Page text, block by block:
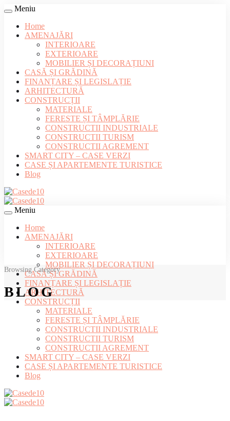
Meniu
Home
AMENAJĂRI
INTERIOARE
EXTERIOARE
MOBILIER ȘI DECORAȚIUNI
CASĂ ȘI GRĂDINĂ
FINANȚARE ȘI LEGISLAȚIE
ARHITECTURĂ
CONSTRUCȚII
MATERIALE
FERESTE ȘI TÂMPLĂRIE
CONSTRUCTII INDUSTRIALE
CONSTRUCTII TURISM
CONSTRUCTII AGREMENT
SMART CITY – CASE VERZI
CASE ȘI APARTEMENTE TURISTICE
Blog
Meniu
Home
AMENAJĂRI
INTERIOARE
EXTERIOARE
MOBILIER ȘI DECORAȚIUNI
CASĂ ȘI GRĂDINĂ
FINANȚARE ȘI LEGISLAȚIE
ARHITECTURĂ
CONSTRUCȚII
MATERIALE
FERESTE ȘI TÂMPLĂRIE
CONSTRUCTII INDUSTRIALE
CONSTRUCTII TURISM
CONSTRUCTII AGREMENT
SMART CITY – CASE VERZI
CASE ȘI APARTEMENTE TURISTICE
Blog
Browsing Category
BLOG